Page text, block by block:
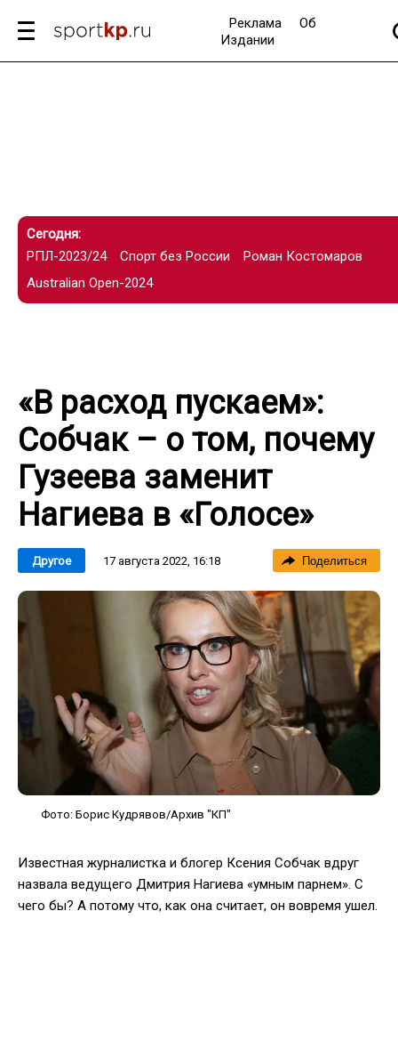
Реклама
Об
Издании
Сегодня:
РПЛ-2023/24
Спорт без России
Роман Костомаров
Australian Open-2024
«В расход пускаем»:
Собчак – о том, почему
Гузеева заменит
Нагиева в «Голосе»
Другое 17 августа 2022, 16:18 Поделиться
Фото: Борис Кудрявов/Архив "КП"
Известная журналистка и блогер Ксения Собчак вдруг
назвала ведущего Дмитрия Нагиева «умным парнем». С
чего бы? А потому что, как она считает, он вовремя ушел.